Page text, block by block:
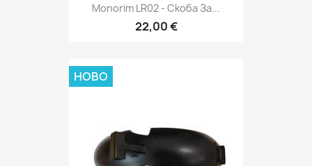
Monorim LR02 - Скоба За...
22,00 €
НОВО